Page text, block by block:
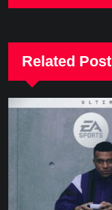
Related Post